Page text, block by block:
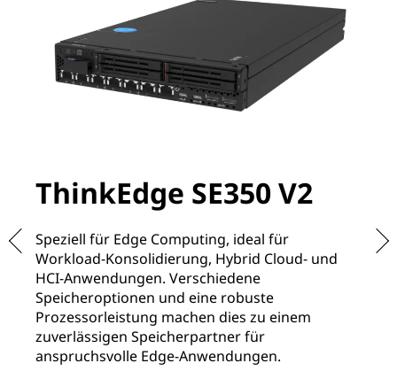
ThinkEdge SE350 V2
Speziell für Edge Computing, ideal für
Workload-Konsolidierung, Hybrid Cloud- und
HCI-Anwendungen. Verschiedene
Speicheroptionen und eine robuste
Prozessorleistung machen dies zu einem
zuverlässigen Speicherpartner für
anspruchsvolle Edge-Anwendungen.